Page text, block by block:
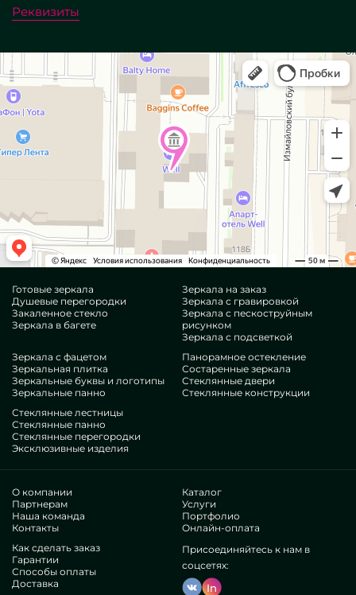
Реквизиты
Готовые зеркала
Душевые перегородки
Закаленное стекло
Зеркала в багете
Зеркала на заказ
Зеркала с гравировкой
Зеркала с пескоструйным
рисунком
Зеркала с подсветкой
Зеркала с фацетом
Зеркальная плитка
Зеркальные буквы и логотипы
Зеркальные панно
Панорамное остекление
Состаренные зеркала
Стеклянные двери
Стеклянные конструкции
Стеклянные лестницы
Стеклянные панно
Стеклянные перегородки
Эксклюзивные изделия
О компании
Партнерам
Наша команда
Контакты
Каталог
Услуги
Портфолио
Онлайн-оплата
Как сделать заказ
Гарантии
Способы оплаты
Доставка
Присоединяйтесь к нам в
соцсетях:
In